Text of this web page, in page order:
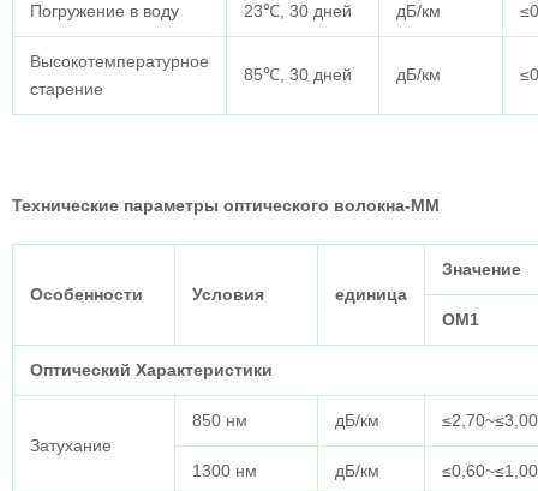
Погружение в воду 23℃, 30 дней дБ/км
Высокотемпературное
старение
85℃, 30 дней дБ/км
Технические параметры оптического волокна-ММ
Особенности Условия единица
Значение
ОМ1
Оптический Характеристики
Затухание
850 нм дБ/км ≤2,70~≤3,00
1300 нм дБ/км ≤0,60~≤1,00